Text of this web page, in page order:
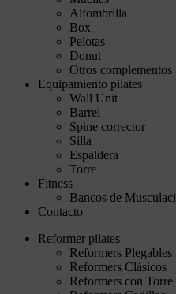
Alfombrilla
Box
Pelotas
Donut
Otros complementos
Equipamiento pilates
Wall Unit
Barrel
Spine corrector
Silla
Espaldera
Torre
Fitness
Bancos de
Contacto
Reformer pilates
Reformers Plegables
Reformers Clásicos
Reformers con Torre